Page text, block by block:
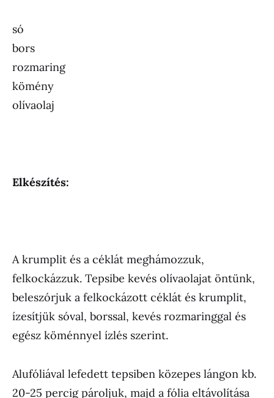
só
bors
rozmaring
kömény
olívaolaj
Elkészítés:
A krumplit és a céklát meghámozzuk,
felkockázzuk. Tepsibe kevés olívaolajat öntünk,
beleszórjuk a felkockázott céklát és krumplit,
ízesítjük sóval, borssal, kevés rozmaringgal és
egész köménnyel ízlés szerint.
Alufóliával lefedett tepsiben közepes lángon kb.
20-25 percig pároljuk, majd a fólia eltávolítása